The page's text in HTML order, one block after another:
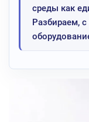
среды как
Разбираем, с